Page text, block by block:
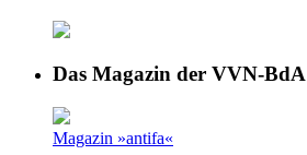
Das Magazin der VVN-BdA
Magazin »antifa«